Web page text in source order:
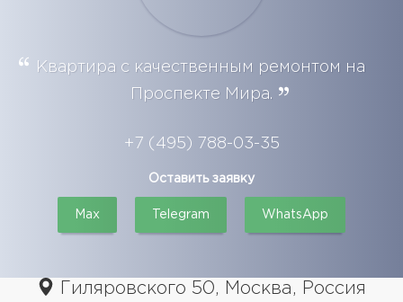
Квартира с качественным ремонтом на
Проспекте Мира.
+7 (495) 788-03-35
Оставить заявку
Max Telegram WhatsApp
Гиляровского 50, Москва, Россия